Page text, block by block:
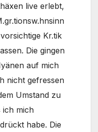
live erlebt,
Kr.tik
Die gingen
auf mich
nicht gefressen
Umstand zu
ich mich
habe. Die